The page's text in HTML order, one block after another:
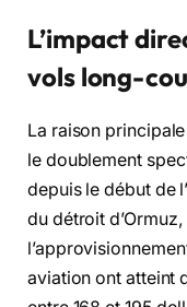
L’impact
vols long-
La raison
le doublement
depuis le début de
du détroit
aviation ont atteint